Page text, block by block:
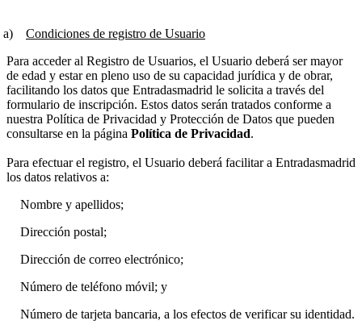
Condiciones de registro de Usuario
Para acceder al Registro de Usuarios, el Usuario deberá ser mayor
de edad y estar en pleno uso de su capacidad jurídica y de obrar,
facilitando los datos que Entradasmadrid le solicita a través del
formulario de inscripción. Estos datos serán tratados conforme a
nuestra Política de Privacidad y Protección de Datos que pueden
consultarse en la página Política de Privacidad.
Para efectuar el registro, el Usuario deberá facilitar a Entradasmadrid
los datos relativos a:
Nombre y apellidos;
Dirección postal;
Dirección de correo electrónico;
Número de teléfono móvil; y
Número de tarjeta bancaria, a los efectos de verificar su identidad.